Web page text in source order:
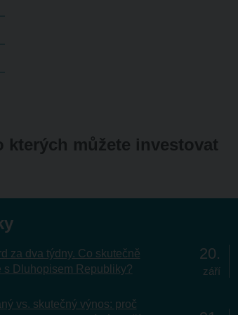
kterých můžete investovat
za dva týdny. Co skutečně
s Dluhopisem Republiky?
vs. skutečný výnos: proč
20
září